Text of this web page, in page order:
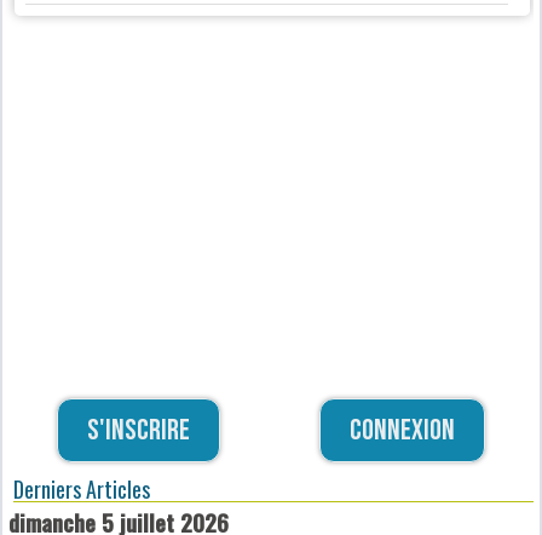
S'inscrire Connexion
Derniers Articles
dimanche 5 juillet 2026